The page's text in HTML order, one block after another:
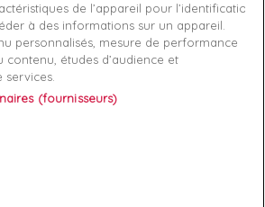
Homme
Accessoire
35 %
de l’appareil pour l’identification.
à des informations sur un appareil.
personnalisés, mesure de performance
contenu, études d’audience et
(fournisseurs)